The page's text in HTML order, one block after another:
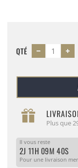
QTÉ
Plus que
Il vous reste
2J 11H 09M 40S
Pour une livraison